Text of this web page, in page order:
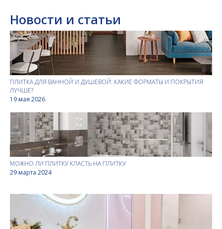
Новости и статьи
ПЛИТКА ДЛЯ ВАННОЙ И ДУШЕВОЙ: КАКИЕ ФОРМАТЫ И ПОКРЫТИЯ
ЛУЧШЕ?
19 мая 2026
МОЖНО ЛИ ПЛИТКУ КЛАСТЬ НА ПЛИТКУ
29 марта 2024